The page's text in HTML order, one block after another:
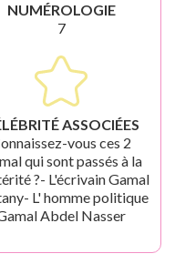
NUMÉROLOGIE
7
ASSOCIÉES
vous ces 2
qui sont passés à la
?- L'écrivain Gamal
L' homme politique
Abdel Nasser